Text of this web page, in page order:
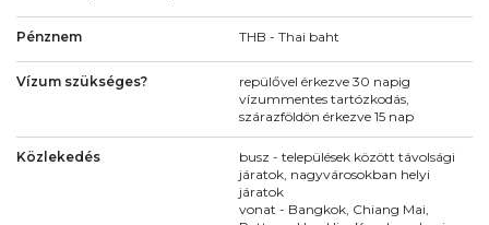
Pénznem THB - Thai baht
Vízum szükséges?
repülővel érkezve 30 napig
vízummentes tartózkodás,
szárazföldön érkezve 15 nap
Közlekedés
busz - települések között távolsági
járatok, nagyvárosokban helyi
járatok
vonat - Bangkok, Chiang Mai,